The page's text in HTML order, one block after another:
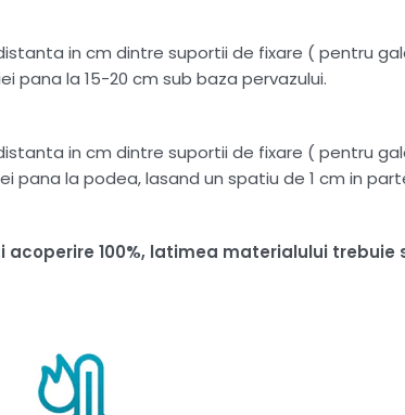
in cm dintre suportii de fixare ( pentru
pana la 15-20 cm sub baza pervazului.
in cm dintre suportii de fixare ( pentru
pana la podea, lasand un spatiu de 1 cm in
100%, latimea materialului